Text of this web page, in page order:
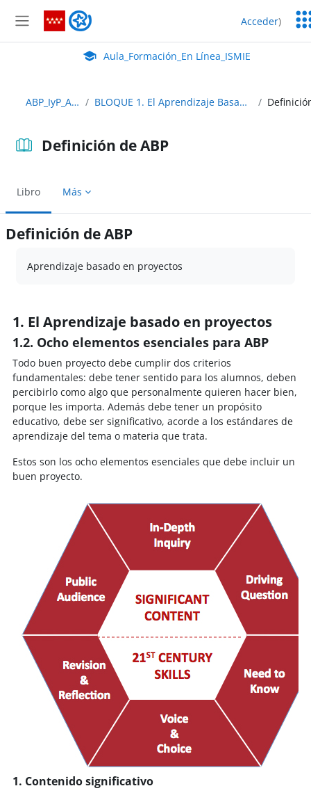
Panel lateral
Aula_Formación_En Línea_ISMIE Acceder)
Aula Virtual de EducaMadrid:
Aula_Formación_En Línea_ISMIE
ABP_IyP_Abierto BLOQUE 1. El Aprendizaje Basado en Proyectos
Definición de ABP
Libro Más
Definición de ABP
Aprendizaje basado en proyectos
1. El Aprendizaje basado en proyectos
1.2. Ocho elementos esenciales para ABP
Todo buen proyecto debe cumplir dos criterios
fundamentales: debe tener sentido para los alumnos, deben
percibirlo como algo que personalmente quieren hacer bien,
porque les importa. Además debe tener un propósito
educativo, debe ser significativo, acorde a los estándares de
aprendizaje del tema o materia que trata.
Estos son los ocho elementos esenciales que debe incluir un
buen proyecto.
1. Contenido significativo